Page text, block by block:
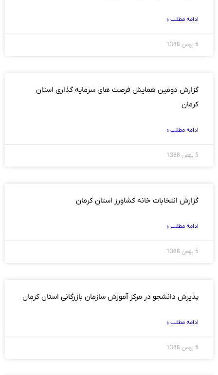
ادامه مطلب »
5 بهمن 1388
گزارش دومین همایش فرصت های سرمایه گذاری استان
کرمان
ادامه مطلب »
5 بهمن 1388
گزارش انتخابات خانه کشاورز استان کرمان
ادامه مطلب »
5 بهمن 1388
پذیرش دانشجو در مرکز آموزش سازمان بازرگانی استان کرمان
ادامه مطلب »
5 بهمن 1388